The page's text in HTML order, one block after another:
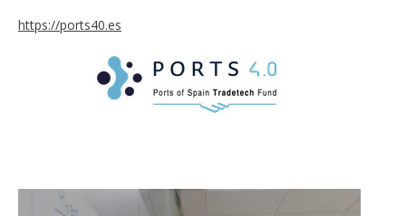
https://ports40.es